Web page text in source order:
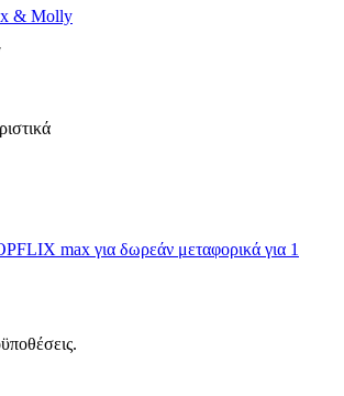
& Molly
max για δωρεάν μεταφορικά για 1